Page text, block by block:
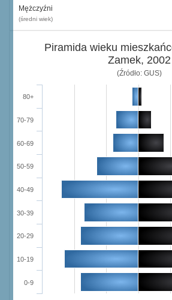
Mężczyźni
(średni wiek)
Piramida wieku
Zamek, 2002
(Źródło: GUS)
0-9
10-19
20-29
30-39
40-49
50-59
60-69
70-79
80+